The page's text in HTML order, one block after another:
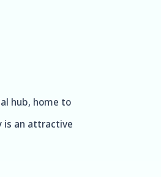
hub, home to
is an attractive